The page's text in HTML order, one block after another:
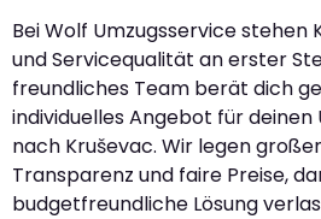
Bei Wolf Umzugsservice stehen
und Servicequalität an erster
freundliches Team berät dich
individuelles Angebot für
nach Kruševac. Wir legen
Transparenz und faire Preise,
budgetfreundliche Lösung